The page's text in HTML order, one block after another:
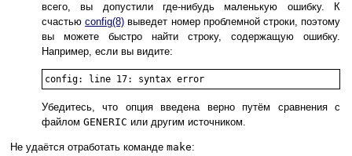
всего, вы допустили где-нибудь маленькую ошибку. К
счастьюconfig(8) выведет номер проблемной строки, поэтому
вы можете быстро найти строку, содержащую ошибку.
Например, если вы видите:
Убедитесь, что опция введена верно путём сравнения с
файлом GENERIC или другим источником.
Не удаётся отработать команде make: